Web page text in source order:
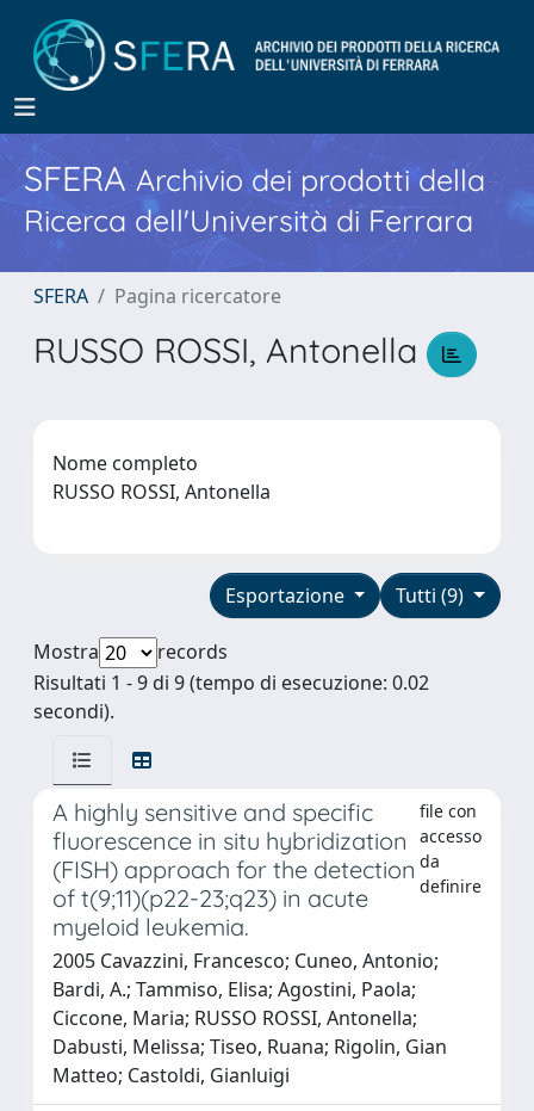
SFERA Archivio dei prodotti della
Ricerca dell'Università di Ferrara
SFERA Pagina ricercatore
RUSSO ROSSI, Antonella
Nome completo
RUSSO ROSSI, Antonella
Tutti (9)
Esportazione
Mostra
records
Risultati 1 - 9 di 9 (tempo di esecuzione: 0.02
secondi).
A highly sensitive and specific
fluorescence in situ hybridization
(FISH) approach for the detection
of t(9;11)(p22-23;q23) in acute
myeloid leukemia.
file con
accesso
da
definire
2005 Cavazzini, Francesco; Cuneo, Antonio;
Bardi, A.; Tammiso, Elisa; Agostini, Paola;
Ciccone, Maria; RUSSO ROSSI, Antonella;
Dabusti, Melissa; Tiseo, Ruana; Rigolin, Gian
Matteo; Castoldi, Gianluigi